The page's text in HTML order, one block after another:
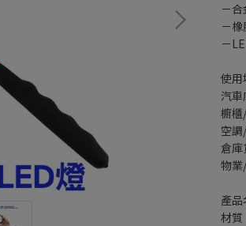
－
－
－
使用
汽
櫥櫃
空
倉庫
物業
產
材質